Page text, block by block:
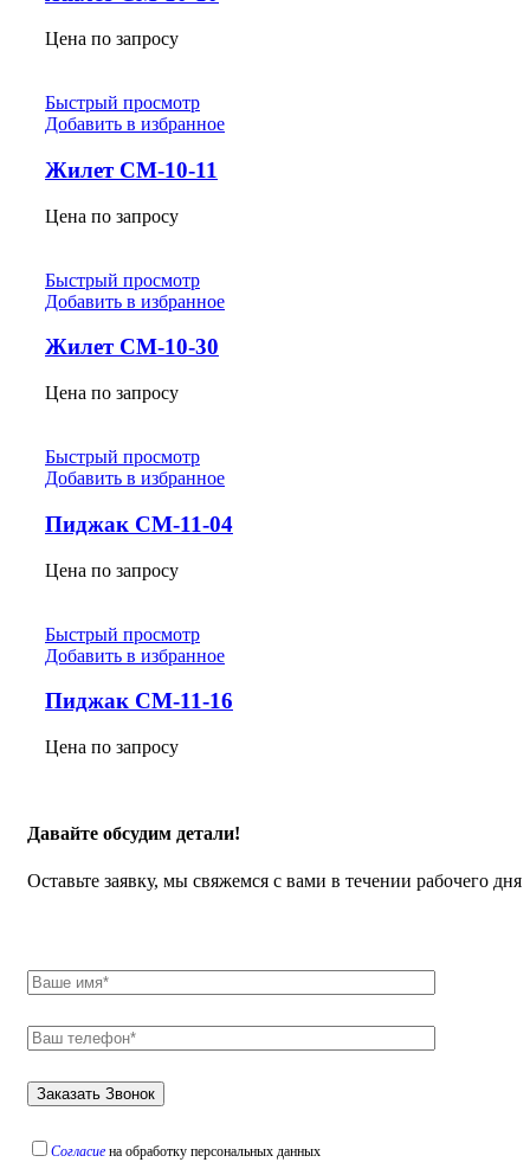
Цена по запросу
Быстрый просмотр
Добавить в избранное
Жилет СМ-10-11
Цена по запросу
Быстрый просмотр
Добавить в избранное
Жилет СМ-10-30
Цена по запросу
Быстрый просмотр
Добавить в избранное
Пиджак СМ-11-04
Цена по запросу
Быстрый просмотр
Добавить в избранное
Пиджак СМ-11-16
Цена по запросу
Давайте обсудим детали!
Оставьте заявку, мы свяжемся с вами в течении рабочего дня
Согласие на обработку персональных данных